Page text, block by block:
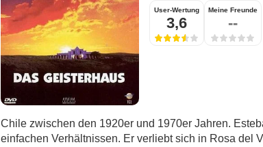
User-Wertung
3,6
Meine Freunde
--
Chile zwischen den 1920er und 1970er Jahren.
einfachen Verhältnissen. Er verliebt sich in Rosa del